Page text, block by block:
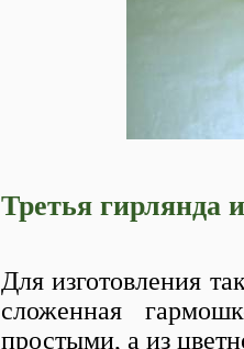
Третья гирлянда
Для изготовления
сложенная
простыми, а из